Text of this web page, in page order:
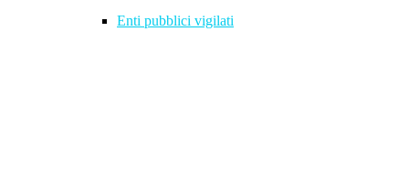
Enti pubblici vigilati